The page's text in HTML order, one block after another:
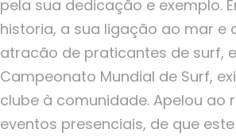
pela sua dedicação e exemplo.
historia, a sua ligação ao mar e
atracão de praticantes de surf,
Campeonato Mundial de Surf,
clube à comunidade. Apelou
eventos presenciais, de que